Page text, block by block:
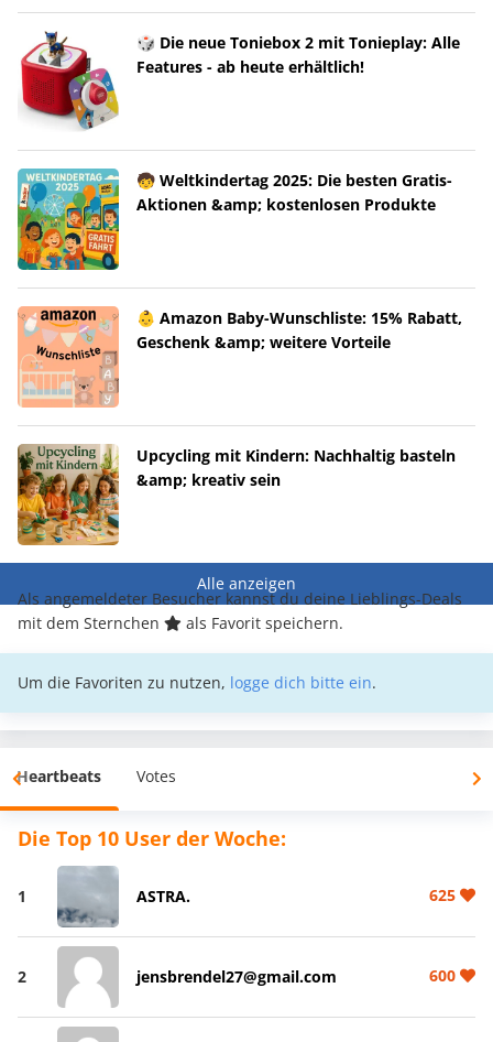
🎲 Die neue Toniebox 2 mit Tonieplay: Alle
Features - ab heute erhältlich!
🧒 Weltkindertag 2025: Die besten Gratis-
Aktionen &amp; kostenlosen Produkte
👶 Amazon Baby-Wunschliste: 15% Rabatt,
Geschenk &amp; weitere Vorteile
Upcycling mit Kindern: Nachhaltig basteln
&amp; kreativ sein
Alle anzeigen
Als angemeldeter Besucher kannst du deine Lieblings-Deals
mit dem Sternchen
als Favorit speichern.
Um die Favoriten zu nutzen, logge dich bitte ein.
Heartbeats Votes
Die Top 10 User der Woche:
1 ASTRA. 625
2 jensbrendel27@gmail.com 600